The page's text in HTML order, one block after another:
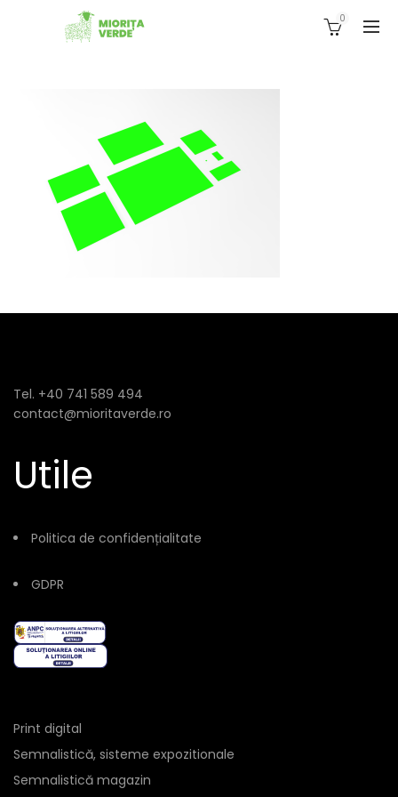
0
Tel. +40 741 589 494
contact@mioritaverde.ro
Utile
Politica de confidențialitate
GDPR
Print digital
Semnalistică, sisteme expozitionale
Semnalistică magazin